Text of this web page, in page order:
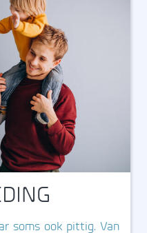
soms ook pittig. Van